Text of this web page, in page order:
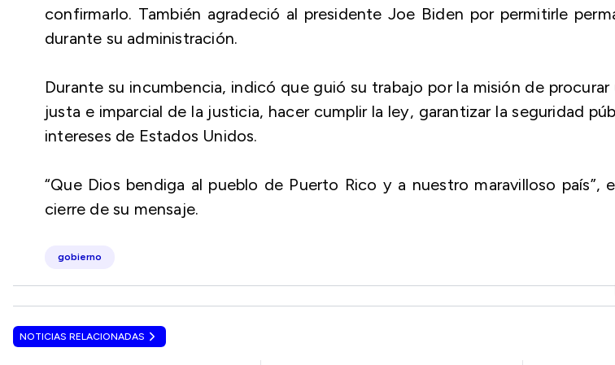
confirmarlo. También agradeció al presidente Joe Biden por permitirle
durante su administración.
Durante su incumbencia, indicó que guió su trabajo por la misión de
justa e imparcial de la justicia, hacer cumplir la ley, garantizar la seguridad
intereses de Estados Unidos.
“Que Dios bendiga al pueblo de Puerto Rico y a nuestro maravilloso país”,
cierre de su mensaje.
gobierno
NOTICIAS RELACIONADAS